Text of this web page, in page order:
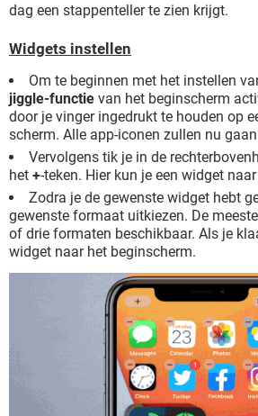
dag een stappenteller te zien krijgt.
Widgets instellen
Om te beginnen met het instellen
jiggle-functie van het beginscherm
door je vinger ingedrukt te houden op
scherm. Alle app-iconen zullen nu gaan
Vervolgens tik je in de
het +-teken. Hier kun je een widget
Zodra je de gewenste widget hebt
gewenste formaat uitkiezen. De
of drie formaten beschikbaar. Als je
widget naar het beginscherm.